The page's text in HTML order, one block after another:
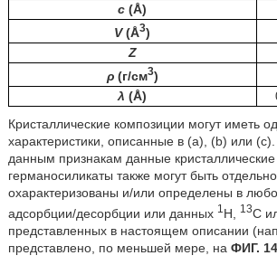
c (Å)
V(Å3)
Z
ρ(г/см3)
λ (Å)
Кристаллические композиции могут иметь
характеристики, описанные в (а), (b) или
данным признакам данные
германосиликаты также могут быть
охарактеризованы и/или определены в
адсорбции/десорбции или данных 1 H, 13C
представленных в настоящем описании
представлено, по меньшей мере, на ФИГ.